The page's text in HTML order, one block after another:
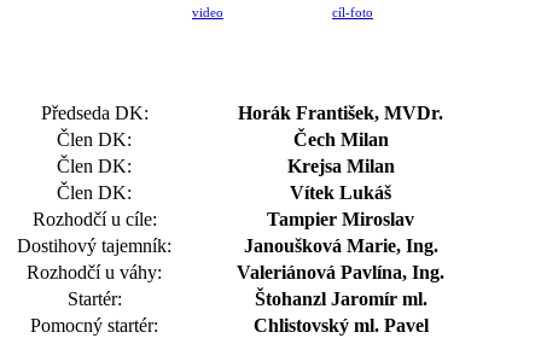
video cíl-foto
Předseda DK:
Horák František, MVDr.
Člen DK:
Čech Milan
Člen DK:
Krejsa Milan
Člen DK:
Vítek Lukáš
Rozhodčí u cíle:
Tampier Miroslav
Dostihový tajemník:
Janoušková Marie, Ing.
Rozhodčí u váhy:
Valeriánová Pavlína, Ing.
Startér:
Štohanzl Jaromír ml.
Pomocný startér:
Chlistovský ml. Pavel